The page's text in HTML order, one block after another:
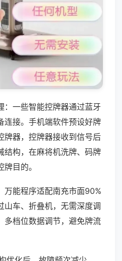
：一些智能控牌器通过蓝牙
连接。手机端软件预设好牌
牌器，控牌器接收到信号后
结构，在麻将机洗牌、码牌
目的。
万能程序适配南充市面90%
山车、折叠机，无需深度调
多档位数据调节，避免牌流